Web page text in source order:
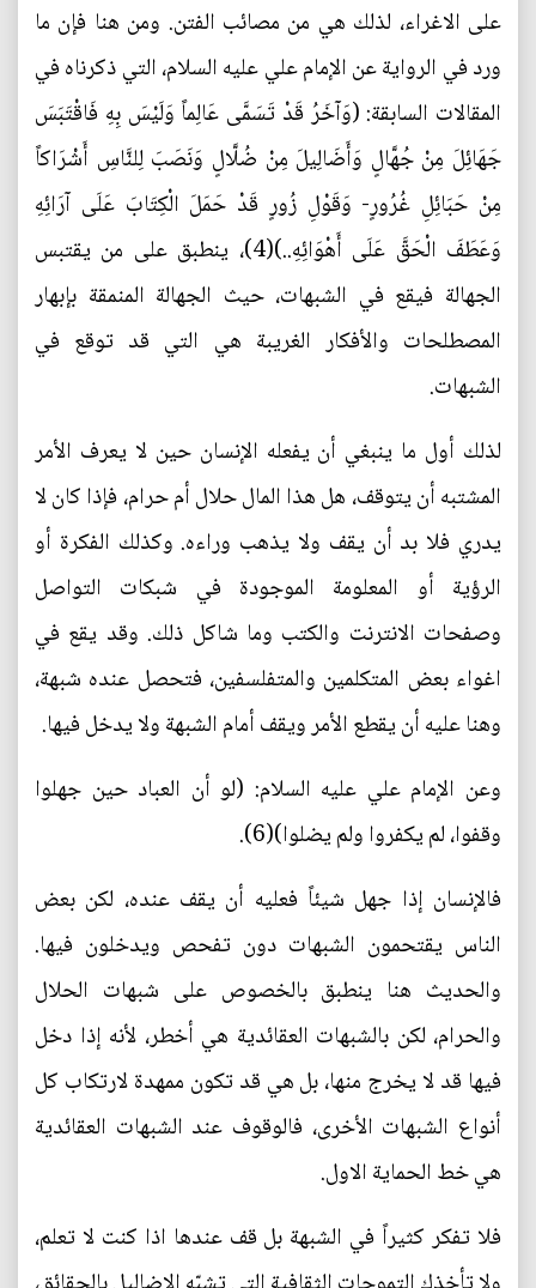
على الاغراء، لذلك هي من مصائب الفتن. ومن هنا فإن ما
ورد في الرواية عن الإمام علي عليه السلام، التي ذكرناه في
المقالات السابقة: (وَآخَرُ قَدْ تَسَمَّى عَالِماً وَلَيْسَ بِهِ فَاقْتَبَسَ
جَهَائِلَ مِنْ جُهَّالٍ وَأَضَالِيلَ مِنْ ضُلَّالٍ وَنَصَبَ لِلنَّاسِ أَشْرَاكاً
مِنْ حَبَائِلِ غُرُورٍ- وَقَوْلِ زُورٍ قَدْ حَمَلَ الْكِتَابَ عَلَى آرَائِهِ
وَعَطَفَ الْحَقَّ عَلَى أَهْوَائِهِ..)(4)، ينطبق على من يقتبس
الجهالة فيقع في الشبهات، حيث الجهالة المنمقة بإبهار
المصطلحات والأفكار الغريبة هي التي قد توقع في
الشبهات.
لذلك أول ما ينبغي أن يفعله الإنسان حين لا يعرف الأمر
المشتبه أن يتوقف، هل هذا المال حلال أم حرام، فإذا كان لا
يدري فلا بد أن يقف ولا يذهب وراءه. وكذلك الفكرة أو
الرؤية أو المعلومة الموجودة في شبكات التواصل
وصفحات الانترنت والكتب وما شاكل ذلك. وقد يقع في
اغواء بعض المتكلمين والمتفلسفين، فتحصل عنده شبهة،
وهنا عليه أن يقطع الأمر ويقف أمام الشبهة ولا يدخل فيها.
وعن الإمام علي عليه السلام: (لو أن العباد حين جهلوا
وقفوا، لم يكفروا ولم يضلوا)(6).
فالإنسان إذا جهل شيئاً فعليه أن يقف عنده، لكن بعض
الناس يقتحمون الشبهات دون تفحص ويدخلون فيها.
والحديث هنا ينطبق بالخصوص على شبهات الحلال
والحرام، لكن بالشبهات العقائدية هي أخطر، لأنه إذا دخل
فيها قد لا يخرج منها، بل هي قد تكون ممهدة لارتكاب كل
أنواع الشبهات الأخرى، فالوقوف عند الشبهات العقائدية
هي خط الحماية الاول.
فلا تفكر كثيراً في الشبهة بل قف عندها اذا كنت لا تعلم،